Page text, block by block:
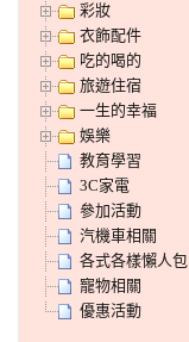
彩妝
衣飾配件
吃的喝的
旅遊住宿
一生的幸福
娛樂
教育學習
3C家電
參加活動
汽機車相關
各式各樣懶人包
寵物相關
優惠活動